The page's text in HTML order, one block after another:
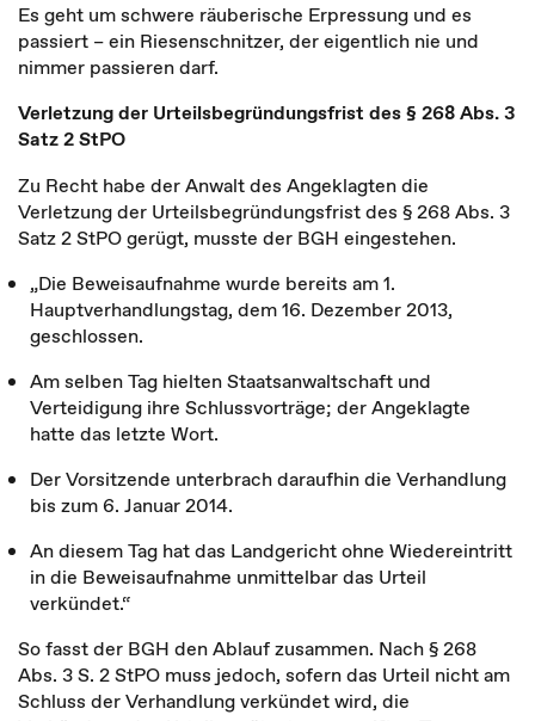
Es geht um schwere räuberische Erpressung und es
passiert – ein Riesenschnitzer, der eigentlich nie und
nimmer passieren darf.
Verletzung der Urteilsbegründungsfrist des § 268 Abs. 3
Satz 2 StPO
Zu Recht habe der Anwalt des Angeklagten die
Verletzung der Urteilsbegründungsfrist des § 268 Abs. 3
Satz 2 StPO gerügt, musste der BGH eingestehen.
„Die Beweisaufnahme wurde bereits am 1.
Hauptverhandlungstag, dem 16. Dezember 2013,
geschlossen.
Am selben Tag hielten Staatsanwaltschaft und
Verteidigung ihre Schlussvorträge; der Angeklagte
hatte das letzte Wort.
Der Vorsitzende unterbrach daraufhin die Verhandlung
bis zum 6. Januar 2014.
An diesem Tag hat das Landgericht ohne Wiedereintritt
in die Beweisaufnahme unmittelbar das Urteil
verkündet.“
So fasst der BGH den Ablauf zusammen. Nach § 268
Abs. 3 S. 2 StPO muss jedoch, sofern das Urteil nicht am
Schluss der Verhandlung verkündet wird, die